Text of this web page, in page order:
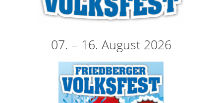
07. – 16. August 2026